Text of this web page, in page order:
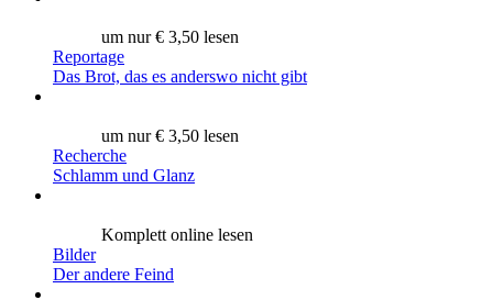
um nur € 3,50 lesen
Reportage
Das Brot, das es anderswo nicht gibt
um nur € 3,50 lesen
Recherche
Schlamm und Glanz
Komplett online lesen
Bilder
Der andere Feind